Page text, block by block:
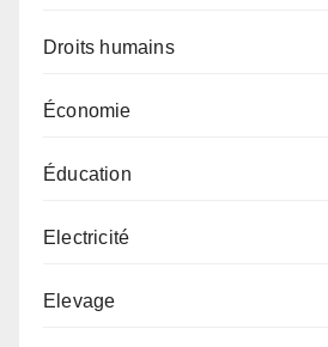
Droits humains
Économie
Éducation
Electricité
Elevage